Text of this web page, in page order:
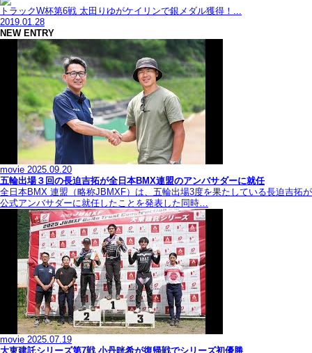
トラックW杯第6戦 太田りゆがケイリンで銀メダル獲得！...
2019.01.28
NEW ENTRY
movie 2025.09.20
五輪出場３回の長迫吉拓が全日本BMX連盟のアンバサダーに就任
全日本BMX 連盟（略称JBMXF）は、五輪出場3度を果たしている長迫吉拓が
公式アンバサダーに就任したことを発表した同時…
movie 2025.07.19
大東建託シリーズ第7戦 ⼩丹晄希が復帰戦でシリーズ初優勝